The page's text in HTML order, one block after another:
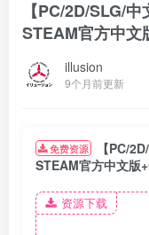
【PC/2D/SLG/
STEAM官方中文
illusion
9个月前更新
免费资源
【PC/
STEAM官方中文版
资源下载